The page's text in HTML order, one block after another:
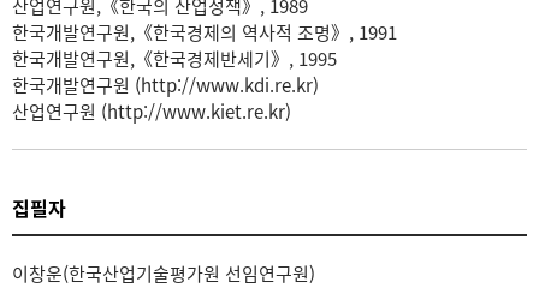
산업연구원,《한국의 산업정책》, 1989
한국개발연구원,《한국경제의 역사적 조명》, 1991
한국개발연구원,《한국경제반세기》, 1995
한국개발연구원 (http://www.kdi.re.kr)
산업연구원 (http://www.kiet.re.kr)
집필자
이창운(한국산업기술평가원 선임연구원)